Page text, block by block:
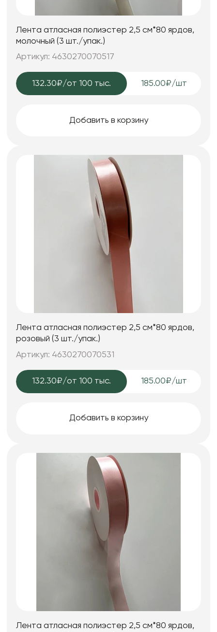
Лента атласная полиэстер 2,5 см*80 ярдов,
молочный (3 шт./упак.)
Артикул: 4630270070517
132.30₽/от 100 тыс. 185.00₽/шт
Добавить в корзину
Лента атласная полиэстер 2,5 см*80 ярдов,
розовый (3 шт./упак.)
Артикул: 4630270070531
132.30₽/от 100 тыс. 185.00₽/шт
Добавить в корзину
Лента атласная полиэстер 2,5 см*80 ярдов,